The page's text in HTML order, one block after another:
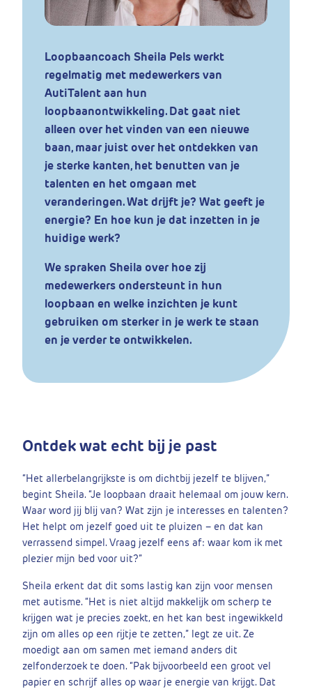
Loopbaancoach Sheila Pels werkt
regelmatig met medewerkers van
AutiTalent aan hun
loopbaanontwikkeling. Dat gaat niet
alleen over het vinden van een nieuwe
baan, maar juist over het ontdekken van
je sterke kanten, het benutten van je
talenten en het omgaan met
veranderingen. Wat drijft je? Wat geeft je
energie? En hoe kun je dat inzetten in je
huidige werk?
We spraken Sheila over hoe zij
medewerkers ondersteunt in hun
loopbaan en welke inzichten je kunt
gebruiken om sterker in je werk te staan
en je verder te ontwikkelen.
Ontdek wat echt bij je past
“Het allerbelangrijkste is om dichtbij jezelf te blijven,”
begint Sheila. “Je loopbaan draait helemaal om jouw kern.
Waar word jij blij van? Wat zijn je interesses en talenten?
Het helpt om jezelf goed uit te pluizen – en dat kan
verrassend simpel. Vraag jezelf eens af: waar kom ik met
plezier mijn bed voor uit?”
Sheila erkent dat dit soms lastig kan zijn voor mensen
met autisme. “Het is niet altijd makkelijk om scherp te
krijgen wat je precies zoekt, en het kan best ingewikkeld
zijn om alles op een rijtje te zetten,” legt ze uit. Ze
moedigt aan om samen met iemand anders dit
zelfonderzoek te doen. “Pak bijvoorbeeld een groot vel
papier en schrijf alles op waar je energie van krijgt. Dat